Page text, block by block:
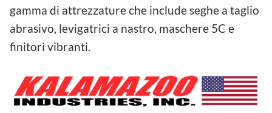
gamma di attrezzature che include seghe a taglio
abrasivo, levigatrici a nastro, maschere 5C e
finitori vibranti.